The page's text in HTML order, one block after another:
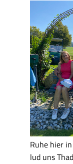
Ruhe hier
lud uns